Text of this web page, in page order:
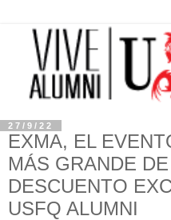
27/9/22
EXMA, EL
MÁS GRANDE
DESCUENTO
USFQ ALUMNI